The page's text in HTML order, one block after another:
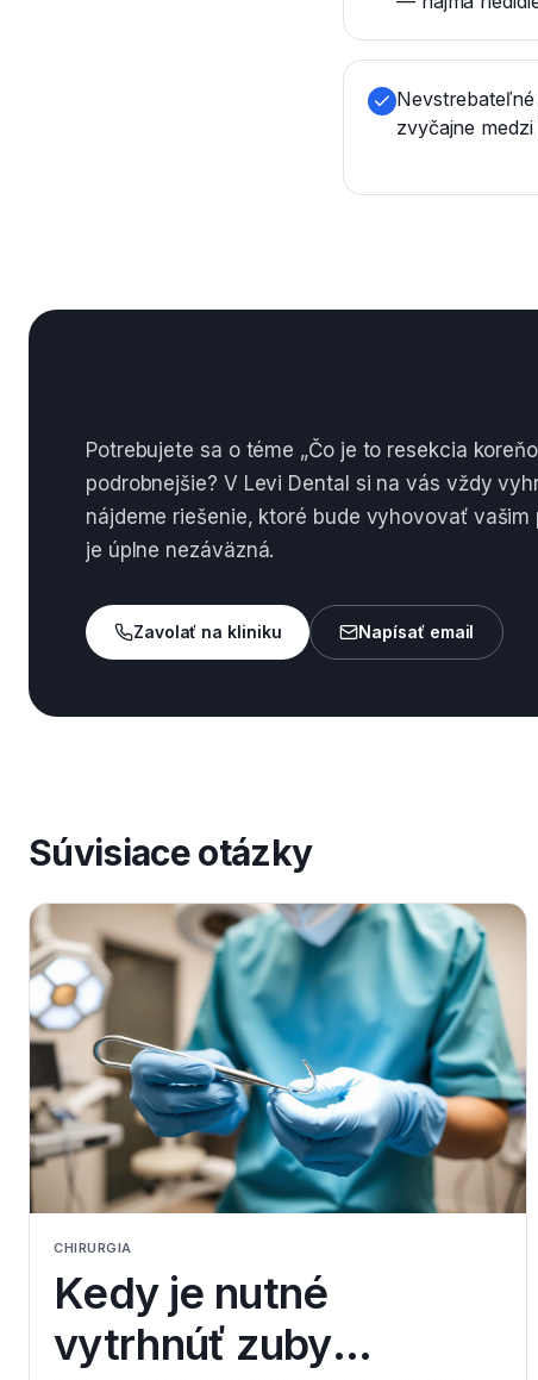
zvyčajne
Potrebujete sa o téme „Čo je to resekcia
podrobnejšie? V Levi Dental si na vás vždy
nájdeme riešenie, ktoré bude vyhovovať
je úplne nezáväzná.
Zavolať na kliniku Napísať email
Súvisiace otázky
CHIRURGIA
Kedy je nutné
vytrhnúť zuby